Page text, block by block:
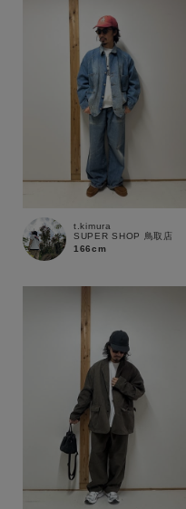
t.kimura
SUPER SHOP 鳥取店
166cm